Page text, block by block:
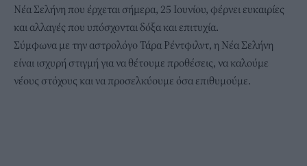
Νέα Σελήνη που έρχεται σήμερα, 25 Ιουνίου, φέρνει ευκαιρίες
και αλλαγές που υπόσχονται δόξα και επιτυχία.
Σύμφωνα με την αστρολόγο Τάρα Ρέντφιλντ, η Νέα Σελήνη
είναι ισχυρή στιγμή για να θέτουμε προθέσεις, να καλούμε
νέους στόχους και να προσελκύουμε όσα επιθυμούμε.